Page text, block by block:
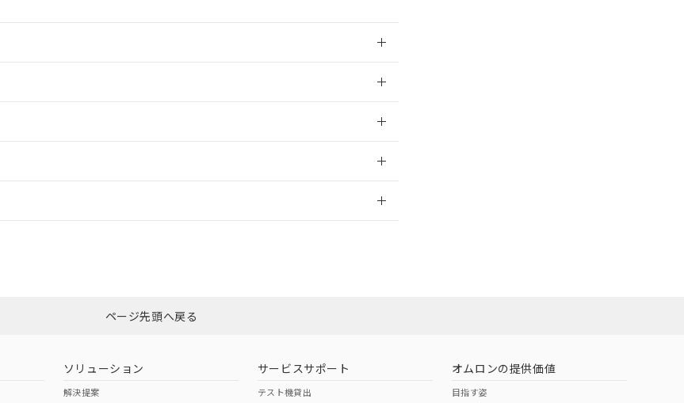
ダウンロードはこちら
（日本
（アメリカ
ページ先頭へ戻る
ソリューション
解決提案
サービスサポート
テスト機貸出
オムロンの提供価値
目指す姿